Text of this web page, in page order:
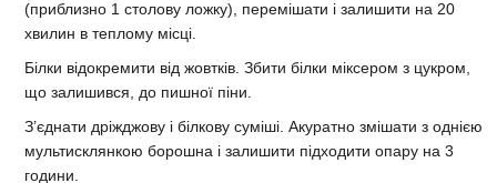
(приблизно 1 столову ложку), перемішати і залишити на 20
хвилин в теплому місці.
Білки відокремити від жовтків. Збити білки міксером з цукром,
що залишився, до пишної піни.
З’єднати дріжджову і білкову суміші. Акуратно змішати з однією
мультисклянкою борошна і залишити підходити опару на 3
години.